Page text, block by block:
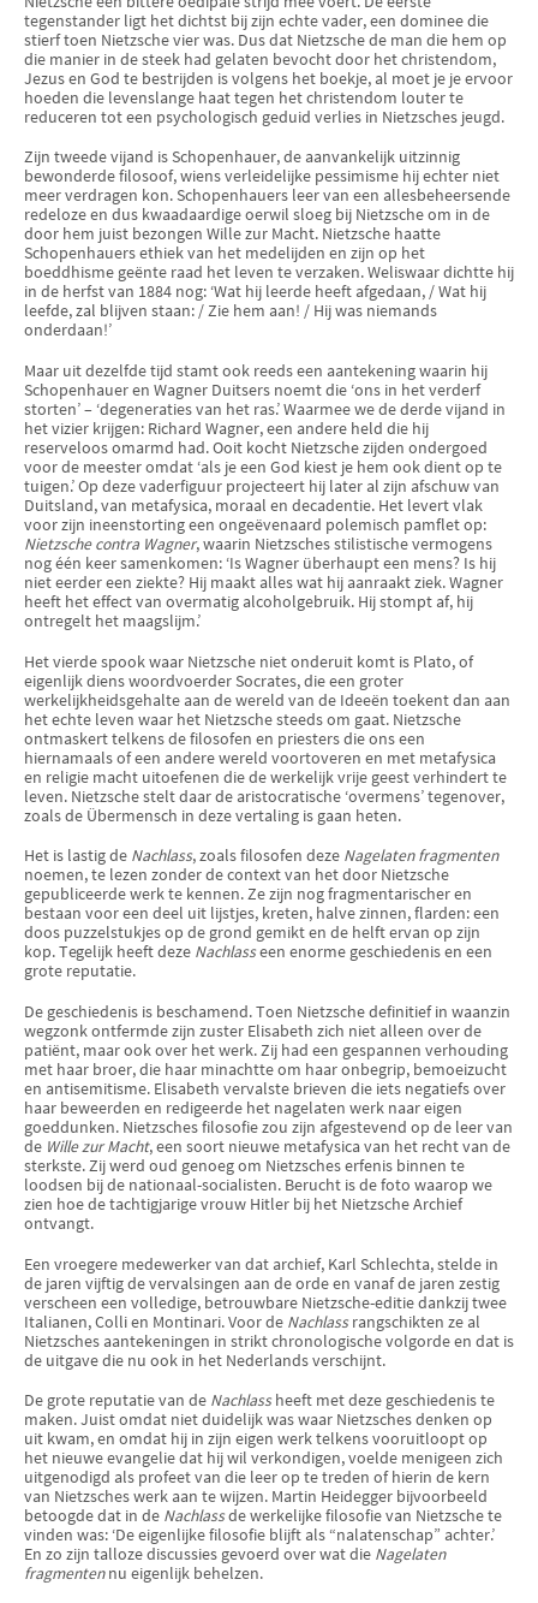
tegenstander ligt het dichtst bij zijn echte vader, een dominee die
stierf toen Nietzsche vier was. Dus dat Nietzsche de man die hem op
die manier in de steek had gelaten bevocht door het christendom,
Jezus en God te bestrijden is volgens het boekje, al moet je je ervoor
hoeden die levenslange haat tegen het christendom louter te
reduceren tot een psychologisch geduid verlies in Nietzsches jeugd.
Zijn tweede vijand is Schopenhauer, de aanvankelijk uitzinnig
bewonderde filosoof, wiens verleidelijke pessimisme hij echter niet
meer verdragen kon. Schopenhauers leer van een allesbeheersende
redeloze en dus kwaadaardige oerwil sloeg bij Nietzsche om in de
door hem juist bezongen Wille zur Macht. Nietzsche haatte
Schopenhauers ethiek van het medelijden en zijn op het
boeddhisme geënte raad het leven te verzaken. Weliswaar dichtte hij
in de herfst van 1884 nog: ‘Wat hij leerde heeft afgedaan, / Wat hij
leefde, zal blijven staan: / Zie hem aan! / Hij was niemands
onderdaan!’
Maar uit dezelfde tijd stamt ook reeds een aantekening waarin hij
Schopenhauer en Wagner Duitsers noemt die ‘ons in het verderf
storten’ – ‘degeneraties van het ras.’ Waarmee we de derde vijand in
het vizier krijgen: Richard Wagner, een andere held die hij
reserveloos omarmd had. Ooit kocht Nietzsche zijden ondergoed
voor de meester omdat ‘als je een God kiest je hem ook dient op te
tuigen.’ Op deze vaderfiguur projecteert hij later al zijn afschuw van
Duitsland, van metafysica, moraal en decadentie. Het levert vlak
voor zijn ineenstorting een ongeëvenaard polemisch pamflet op:
Nietzsche contra Wagner, waarin Nietzsches stilistische vermogens
nog één keer samenkomen: ‘Is Wagner überhaupt een mens? Is hij
niet eerder een ziekte? Hij maakt alles wat hij aanraakt ziek. Wagner
heeft het effect van overmatig alcoholgebruik. Hij stompt af, hij
ontregelt het maagslijm.’
Het vierde spook waar Nietzsche niet onderuit komt is Plato, of
eigenlijk diens woordvoerder Socrates, die een groter
werkelijkheidsgehalte aan de wereld van de Ideeën toekent dan aan
het echte leven waar het Nietzsche steeds om gaat. Nietzsche
ontmaskert telkens de filosofen en priesters die ons een
hiernamaals of een andere wereld voortoveren en met metafysica
en religie macht uitoefenen die de werkelijk vrije geest verhindert te
leven. Nietzsche stelt daar de aristocratische ‘overmens’ tegenover,
zoals de Übermensch in deze vertaling is gaan heten.
Het is lastig de Nachlass, zoals filosofen deze Nagelaten fragmenten
noemen, te lezen zonder de context van het door Nietzsche
gepubliceerde werk te kennen. Ze zijn nog fragmentarischer en
bestaan voor een deel uit lijstjes, kreten, halve zinnen, flarden: een
doos puzzelstukjes op de grond gemikt en de helft ervan op zijn
kop. Tegelijk heeft deze Nachlasseen enorme geschiedenis en een
grote reputatie.
De geschiedenis is beschamend. Toen Nietzsche definitief in waanzin
wegzonk ontfermde zijn zuster Elisabeth zich niet alleen over de
patiënt, maar ook over het werk. Zij had een gespannen verhouding
met haar broer, die haar minachtte om haar onbegrip, bemoeizucht
en antisemitisme. Elisabeth vervalste brieven die iets negatiefs over
haar beweerden en redigeerde het nagelaten werk naar eigen
goeddunken. Nietzsches filosofie zou zijn afgestevend op de leer van
de Wille zur Macht, een soort nieuwe metafysica van het recht van de
sterkste. Zij werd oud genoeg om Nietzsches erfenis binnen te
loodsen bij de nationaal-socialisten. Berucht is de foto waarop we
zien hoe de tachtigjarige vrouw Hitler bij het Nietzsche Archief
ontvangt.
Een vroegere medewerker van dat archief, Karl Schlechta, stelde in
de jaren vijftig de vervalsingen aan de orde en vanaf de jaren zestig
verscheen een volledige, betrouwbare Nietzsche-editie dankzij twee
Italianen, Colli en Montinari. Voor de Nachlass rangschikten ze al
Nietzsches aantekeningen in strikt chronologische volgorde en dat is
de uitgave die nu ook in het Nederlands verschijnt.
De grote reputatie van de Nachlass heeft met deze geschiedenis te
maken. Juist omdat niet duidelijk was waar Nietzsches denken op
uit kwam, en omdat hij in zijn eigen werk telkens vooruitloopt op
het nieuwe evangelie dat hij wil verkondigen, voelde menigeen zich
uitgenodigd als profeet van die leer op te treden of hierin de kern
van Nietzsches werk aan te wijzen. Martin Heidegger bijvoorbeeld
betoogde dat in de Nachlassde werkelijke filosofie van Nietzsche te
vinden was: ‘De eigenlijke filosofie blijft als “nalatenschap” achter.’
En zo zijn talloze discussies gevoerd over wat die Nagelaten
fragmentennu eigenlijk behelzen.